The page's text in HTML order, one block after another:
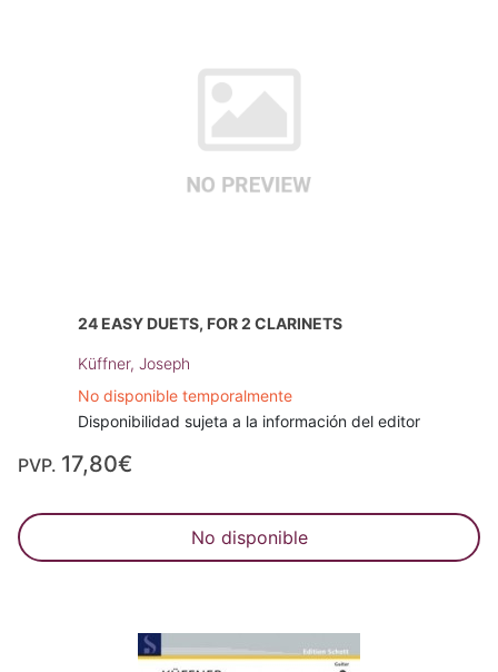
24 EASY DUETS, FOR 2 CLARINETS
Küffner, Joseph
No disponible temporalmente
Disponibilidad sujeta a la información del editor
PVP. 17,80€
No disponible